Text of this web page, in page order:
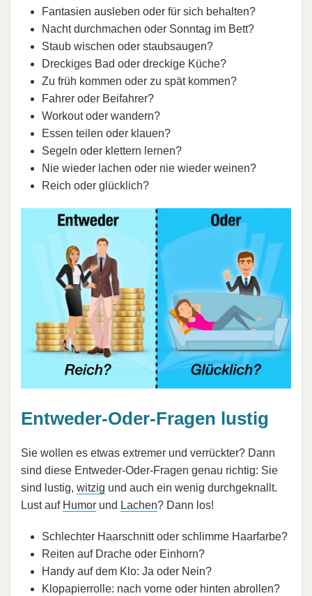
Fantasien ausleben oder für sich behalten?
Nacht durchmachen oder Sonntag im Bett?
Staub wischen oder staubsaugen?
Dreckiges Bad oder dreckige Küche?
Zu früh kommen oder zu spät kommen?
Fahrer oder Beifahrer?
Workout oder wandern?
Essen teilen oder klauen?
Segeln oder klettern lernen?
Nie wieder lachen oder nie wieder weinen?
Reich oder glücklich?
Entweder-Oder-Fragen lustig
Sie wollen es etwas extremer und verrückter? Dann
sind diese Entweder-Oder-Fragen genau richtig: Sie
sind lustig, witzig und auch ein wenig durchgeknallt.
Lust auf Humor und Lachen? Dann los!
Schlechter Haarschnitt oder schlimme Haarfarbe?
Reiten auf Drache oder Einhorn?
Handy auf dem Klo: Ja oder Nein?
Klopapierrolle: nach vorne oder hinten abrollen?